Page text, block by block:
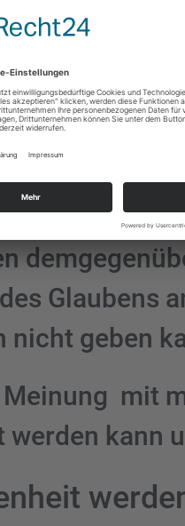
Couleur von
bleiben
Glaubens
geben
Meinung mit
kann